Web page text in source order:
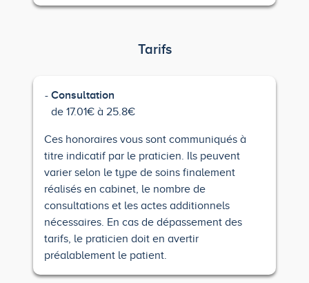
Tarifs
Consultation
de 17.01€ à 25.8€
Ces honoraires vous sont communiqués à
titre indicatif par le praticien. Ils peuvent
varier selon le type de soins finalement
réalisés en cabinet, le nombre de
consultations et les actes additionnels
nécessaires. En cas de dépassement des
tarifs, le praticien doit en avertir
préalablement le patient.